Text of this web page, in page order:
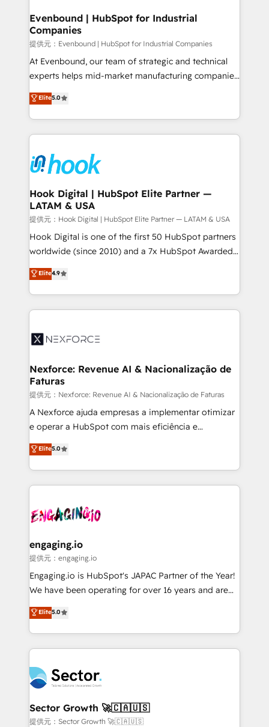
Agent Creation 🔄 Custom Integrations & Data
Migration Why 1406 We become part of your team.
Your team learns while we build. We fix what others
broke. Built for mid-market reality—practical
solutions that work with your actual headcount and
HubSpot partners 🔄 Top 5% globally in client
retention 📅 8+ years of consistent results since 2017
move beyond spreadsheets into unified systems
that drive real business results.
Evenbound | HubSpot for Industrial
Companies
提供元：Evenbound | HubSpot for Industrial Companies
At Evenbound, our team of strategic and technical
experts helps mid-market manufacturing companies
achieve real growth. We specialize in delivering
tailored solutions that drive results by leveraging
HubSpot’s platform and data to fuel success.
Technical Solutions: - HubSpot Technical Consulting -
Onboarding - Data Migration & Integrations -
Technical Audit & Optimization Strategic Solutions: -
Revenue Operations - Inbound Marketing -
Outbound Marketing - HubSpot CMS Website
Design & Development We empower our clients to
reach their full potential by providing transparent,
relationship-driven support. With over 300 HubSpot
technical know-how and strategic guidance you
need to succeed.
Elite5.0
Hook Digital | HubSpot Elite Partner —
LATAM & USA
提供元：Hook Digital | HubSpot Elite Partner — LATAM & USA
Hook Digital is one of the first 50 HubSpot partners
worldwide (since 2010) and a 7x HubSpot Awarded
Elite Partner. With 500+ projects across the U.S.,
Brazil, and LATAM, we combine global expertise with
regional experience. Today, we are Brazil’s largest
HubSpot Elite Partner—trusted by companies across
Implementation & Migration Onboarding across all
Station, Freshdesk, Intercom, and more. Custom
objects, automations, and integrations built for
growth. 🚀 AI-Driven GTM Orchestration Unify
HubSpot with LinkedIn, WhatsApp, email, paid
media, and AI voice to drive pipeline. 🤖 AI Custom
prospecting, follow-ups, service triage, and
knowledge retrieval—built in HubSpot. ⚡ Fast-Track
advanced optimization & adoption 📍 São Paulo, BR
• Des Moines, IA • New York, NY
Elite4.9
Nexforce: Revenue AI & Nacionalização de
Faturas
提供元：Nexforce: Revenue AI & Nacionalização de Faturas
A Nexforce ajuda empresas a implementar otimizar
e operar a HubSpot com mais eficiência e
previsibilidade de receita. Combinamos Revenue
Operations (RevOps) e Inteligência Artificial para
estruturar processos integrar sistemas organizar
dados e automatizar operações. O objetivo é
operacional de receita conectando equipes
Também somos distribuidores oficiais da HubSpot
e de mais de 150 softwares globais permitindo
contratar e pagar a HubSpot em reais com nota
fiscal no Brasil e gerar economia de até 50% na
Oferecemos ainda agentes de IA especializados em
HubSpot que automatizam tarefas executam rotinas
empresas em 13 países utilizam a Nexforce. Somos
a maior parceira da HubSpot na América Latina e
líder no ranking global de sucesso do cliente da
HubSpot.
Elite5.0
engaging.io
提供元：engaging.io
Engaging.io is HubSpot's JAPAC Partner of the Year!
We have been operating for over 16 years and are
one of HubSpot's most experienced and technically
capable Agency Partners globally. We specialise in
complex CRM migrations, implementations,
integrations, custom CMS portal development,
businesses. Our teams are based in North America
and APAC. We are HubSpot's top-ranked Advanced
Implementation Certified Partner and we contribute
to their advisory council. We strive to do 'good work
Elite5.0
Sector Growth 🚀🇨🇦🇺🇸
提供元：Sector Growth 🚀🇨🇦🇺🇸